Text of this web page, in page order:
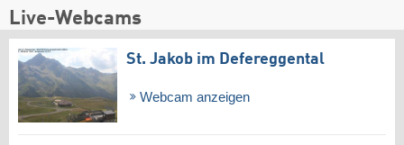
Live-Webcams
St. Jakob im Defereggental
Webcam anzeigen